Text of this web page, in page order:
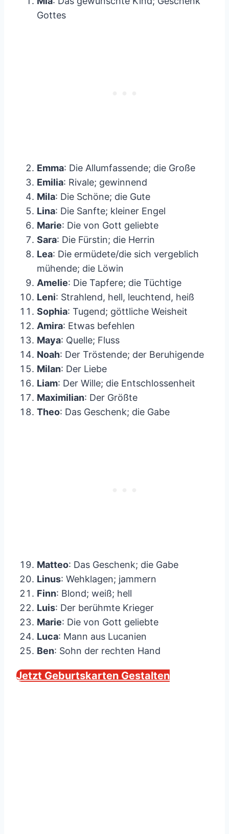
Gottes
Emma: Die Allumfassende; die Große
Emilia: Rivale; gewinnend
Mila: Die Schöne; die Gute
Lina: Die Sanfte; kleiner Engel
Marie: Die von Gott geliebte
Sara: Die Fürstin; die Herrin
Lea: Die ermüdete/die sich vergeblich
mühende; die Löwin
Amelie: Die Tapfere; die Tüchtige
Leni: Strahlend, hell, leuchtend, heiß
Sophia: Tugend; göttliche Weisheit
Amira: Etwas befehlen
Maya: Quelle; Fluss
Noah: Der Tröstende; der Beruhigende
Milan: Der Liebe
Liam: Der Wille; die Entschlossenheit
Maximilian: Der Größte
Theo: Das Geschenk; die Gabe
Matteo: Das Geschenk; die Gabe
Linus: Wehklagen; jammern
Finn: Blond; weiß; hell
Luis: Der berühmte Krieger
Marie: Die von Gott geliebte
Luca: Mann aus Lucanien
Ben: Sohn der rechten Hand
Jetzt Geburtskarten Gestalten